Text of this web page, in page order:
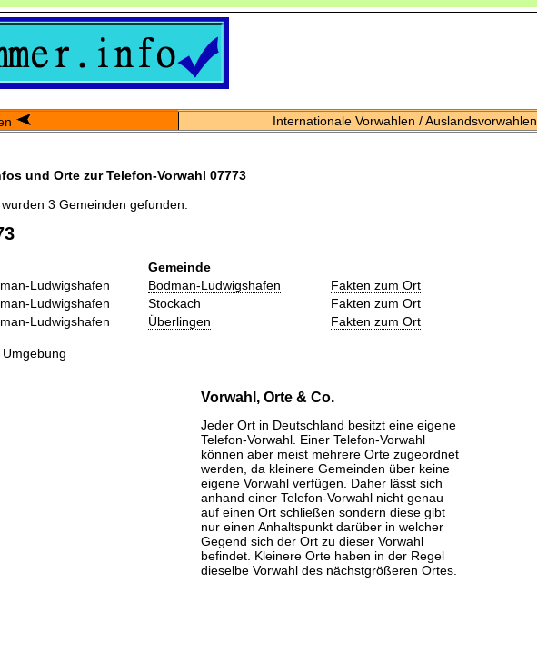
Internationale Vorwahlen / Auslandsvorwahlen
und Orte zur Telefon-Vorwahl 07773
3 Gemeinden gefunden.
Gemeinde
Ludwigshafen Bodman-Ludwigshafen
Fakten zum Ort
Ludwigshafen Stockach
Fakten zum Ort
Ludwigshafen Überlingen Fakten zum Ort
Vorwahl, Orte & Co.
Jeder Ort in Deutschland besitzt eine eigene
Telefon-Vorwahl. Einer Telefon-Vorwahl
können aber meist mehrere Orte zugeordnet
werden, da kleinere Gemeinden über keine
eigene Vorwahl verfügen. Daher lässt sich
anhand einer Telefon-Vorwahl nicht genau
auf einen Ort schließen sondern diese gibt
nur einen Anhaltspunkt darüber in welcher
Gegend sich der Ort zu dieser Vorwahl
befindet. Kleinere Orte haben in der Regel
dieselbe Vorwahl des nächstgrößeren Ortes.